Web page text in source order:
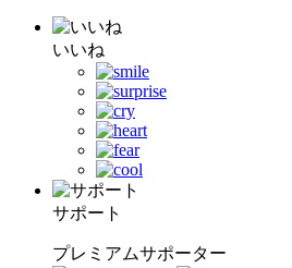
いいね
サポート
プレミアムサポーター